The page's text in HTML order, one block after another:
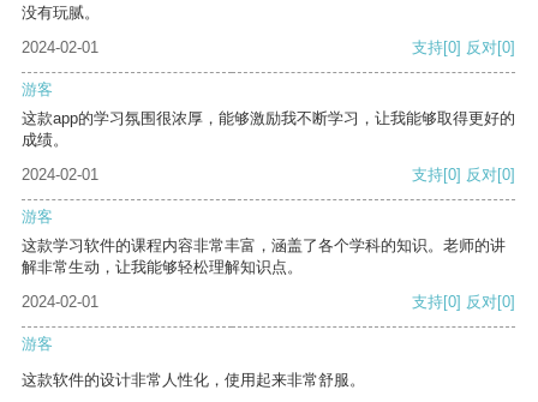
没有玩腻。
2024-02-01
支持[0] 反对[0]
游客
这款app的学习氛围很浓厚，能够激励我不断学习，让我能够取得更好的
成绩。
2024-02-01
支持[0] 反对[0]
游客
这款学习软件的课程内容非常丰富，涵盖了各个学科的知识。老师的讲
解非常生动，让我能够轻松理解知识点。
2024-02-01
支持[0] 反对[0]
游客
这款软件的设计非常人性化，使用起来非常舒服。